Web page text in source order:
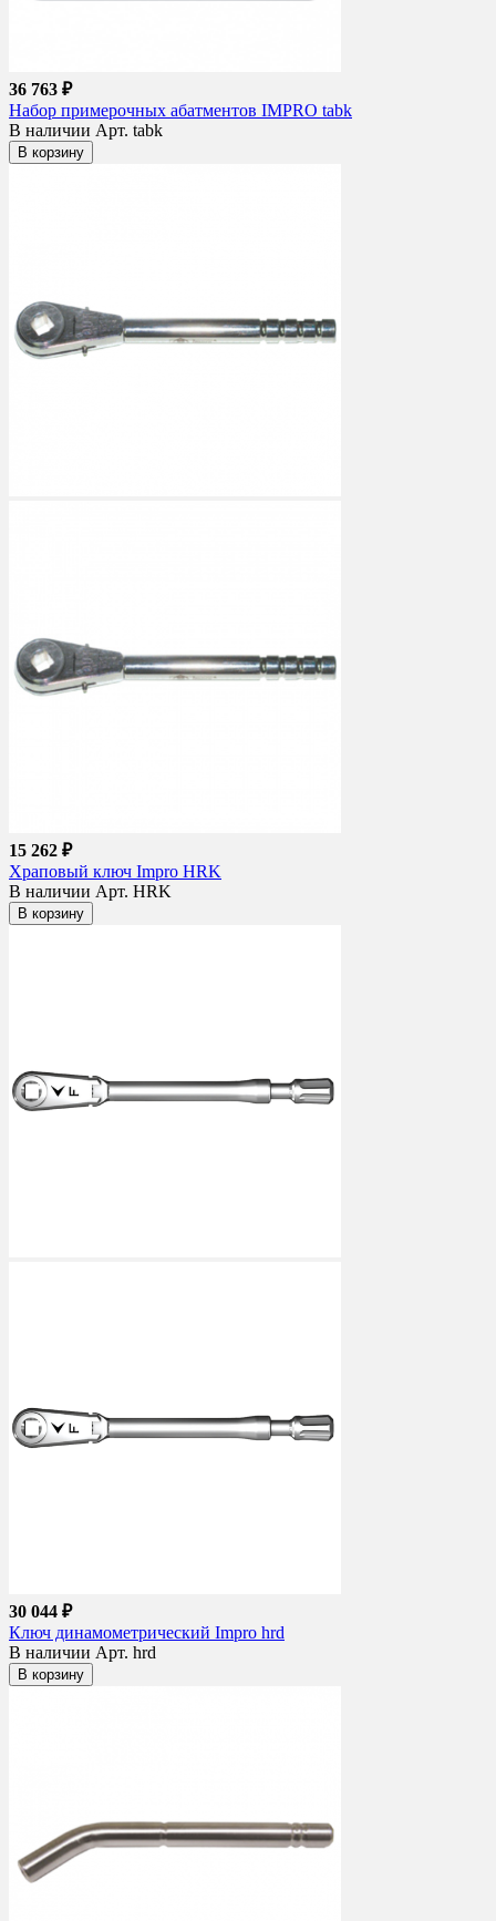
36 763 ₽
Набор примерочных абатментов IMPRO tabk
В наличии Арт. tabk
В корзину
15 262 ₽
Храповый ключ Impro HRK
В наличии Арт. HRK
В корзину
30 044 ₽
Ключ динамометрический Impro hrd
В наличии Арт. hrd
В корзину